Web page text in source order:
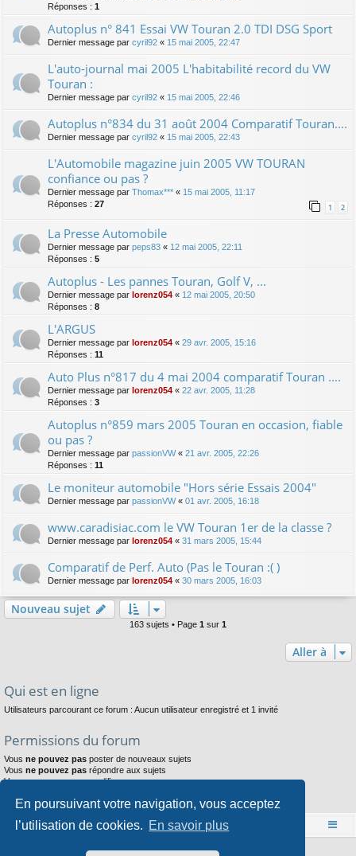
En poursuivant votre navigation, vous acceptez
l’utilisation de cookies. En savoir plus
Réponses : 1
Autoplus n° 841 Essai VW Touran 2.0 TDI DSG Sport
Dernier message par cyril92 « 15 mai 2005, 22:47
L'auto-journal mai 2005 L'habitabilité record du VW
Touran :
Dernier message par cyril92 « 15 mai 2005, 22:46
Autoplus n°834 du 31 août 2004 Comparatif Touran....
Dernier message par cyril92 « 15 mai 2005, 22:43
L'Automobile magazine juin 2005 VW TOURAN
confiance ou pas ?
Dernier message par Thomax*** « 15 mai 2005, 11:17
Réponses : 27 1 2
La Presse Automobile
Dernier message par peps83 « 12 mai 2005, 22:11
Réponses : 5
Autoplus - Les pannes Touran, Golf V, ...
Dernier message par lorenz054 « 12 mai 2005, 20:50
Réponses : 8
L'ARGUS
Dernier message par lorenz054 « 29 avr. 2005, 15:16
Réponses : 11
Auto Plus n°817 du 4 mai 2004 comparatif Touran ....
Dernier message par lorenz054 « 22 avr. 2005, 11:28
Réponses : 3
Autoplus n°859 mars 2005 Touran en occasion, fiable
ou pas ?
Dernier message par passionVW« 21 avr. 2005, 22:26
Réponses : 11
Le moniteur automobile "Hors série Essais 2004"
Dernier message par passionVW« 01 avr. 2005, 16:18
www.caradisiac.com le VW Touran 1er de la classe ?
Dernier message par lorenz054 « 31 mars 2005, 15:44
Comparatif de Perf. Auto (Pas le Touran :( )
Dernier message par lorenz054 « 30 mars 2005, 16:03
Nouveau sujet
163 sujets • Page 1 sur 1
Aller à
Qui est en ligne
Utilisateurs parcourant ce forum : Aucun utilisateur enregistré et 1 invité
Permissions du forum
Vous ne pouvez pas poster de nouveaux sujets
Vous ne pouvez pas répondre aux sujets
Vousne pouvez pasmodifier vos messages
Vousne pouvez pasjoindre des fichiers
Accueil Index du forum
Développé parphpBB® Forum Software © phpBB Limited